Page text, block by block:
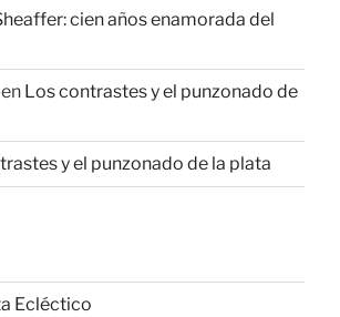
cien años enamorada del
en Los contrastes y el punzonado de
y el punzonado de la plata
Ecléctico